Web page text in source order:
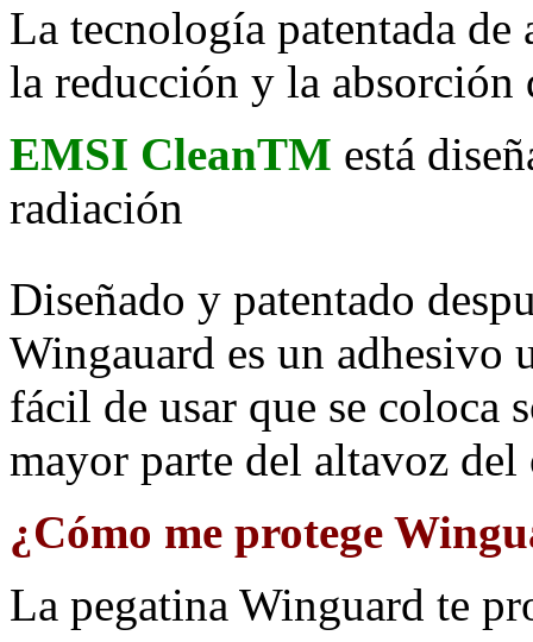
La tecnología patentada
la reducción y la absorción
EMSI CleanTM está
radiación
Diseñado y patentado
Wingauard es un adhesivo
fácil de usar que se coloca
mayor parte del altavoz
¿Cómo me protege
La pegatina Winguard te